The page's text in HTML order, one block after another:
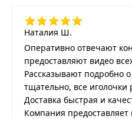
Наталия Ш.
Оперативно отвечают
предоставляют видео
Рассказывают подробно
тщательно, все иголочки
Доставка быстрая и
Компания